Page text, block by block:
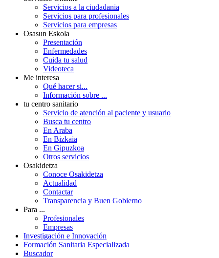
Servicios a la ciudadania
Servicios para profesionales
Servicios para empresas
Osasun Eskola
Presentación
Enfermedades
Cuida tu salud
Videoteca
Me interesa
Qué hacer si...
Información sobre ...
tu centro sanitario
Servicio de atención al paciente y usuario
Busca tu centro
En Araba
En Bizkaia
En Gipuzkoa
Otros servicios
Osakidetza
Conoce Osakidetza
Actualidad
Contactar
Transparencia y Buen Gobierno
Para ...
Profesionales
Empresas
Investigación e Innovación
Formación Sanitaria Especializada
Buscador